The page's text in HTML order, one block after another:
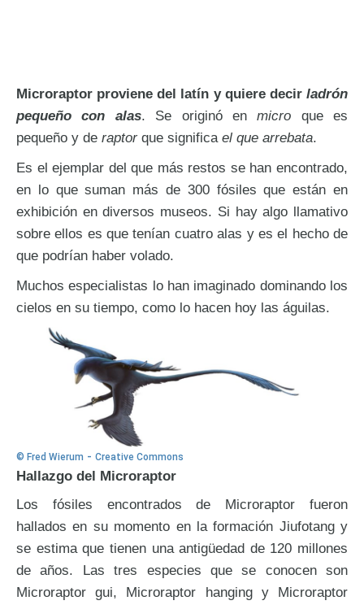
Microraptor proviene del latín y quiere decir ladrón
pequeño con alas. Se originó enmicro que es
pequeño y de raptorque significa el que arrebata.
Es el ejemplar del que más restos se han encontrado,
en lo que suman más de 300 fósiles que están en
exhibición en diversos museos. Si hay algo llamativo
sobre ellos es que tenían cuatro alas y es el hecho de
que podrían haber volado.
Muchos especialistas lo han imaginado dominando los
cielos en su tiempo, como lo hacen hoy las águilas.
© Fred Wierum - Creative Commons
Hallazgo del Microraptor
Los fósiles encontrados de Microraptor fueron
hallados en su momento en la formación Jiufotang y
se estima que tienen una antigüedad de 120 millones
de años. Las tres especies que se conocen son
Microraptor gui, Microraptor hanging y Microraptor